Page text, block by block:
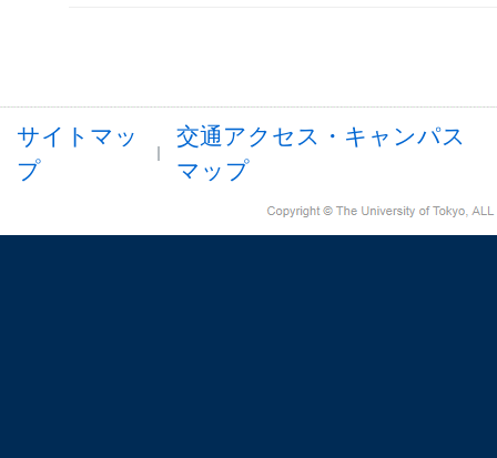
サイトマッ
プ
交通アクセス・キャンパス
マップ